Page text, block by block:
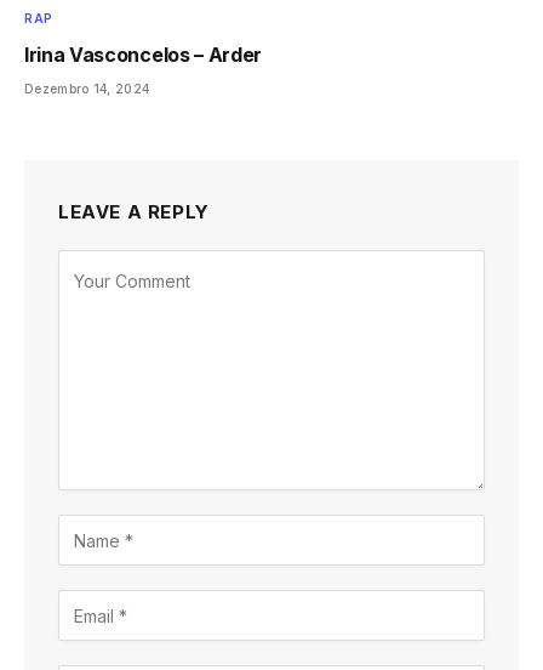
RAP
Irina Vasconcelos – Arder
Dezembro 14, 2024
LEAVE A REPLY